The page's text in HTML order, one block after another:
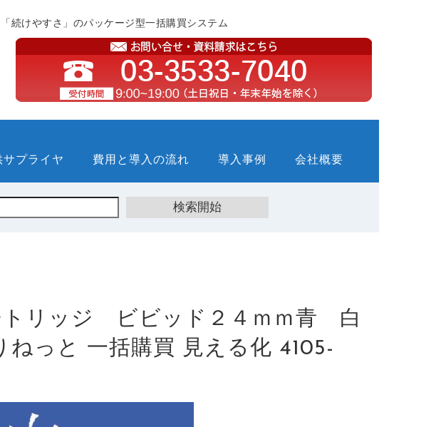
続けやすさ」のパッケージ型一括購買システム
サプライヤ 費用と導入の流れ 導入事例 会社概要
トリッジ ビビッド２４ｍｍ青 白
っと 一括購買 見える化 4105-